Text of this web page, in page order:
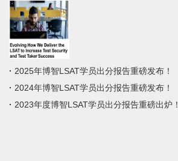
· 2025年博智LSAT学员出分报告重磅发布！
· 2024年博智LSAT学员出分报告重磅发布！
· 2023年度博智LSAT学员出分报告重磅出炉！